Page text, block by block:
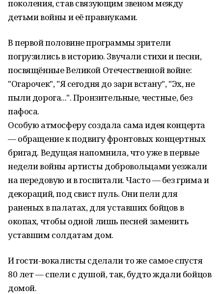
поколения, став связующим звеном между
детьми войны и её правнуками.
В первой половине программы зрители
погрузились в историю. Звучали стихи и песни,
посвящённые Великой Отечественной войне:
"Огарочек", "Я сегодня до зари встану", "Эх, не
пыли дорога...". Пронзительные, честные, без
пафоса.
Особую атмосферу создала сама идея концерта
— обращение к подвигу фронтовых концертных
бригад. Ведущая напомнила, что уже в первые
недели войны артисты добровольцами уезжали
на передовую и в госпитали. Часто — без грима и
декораций, под свист пуль. Они пели для
раненых в палатах, для уставших бойцов в
окопах, чтобы одной лишь песней заменить
уставшим солдатам дом.
И гости-вокалисты сделали то же самое спустя
80 лет — спели с душой, так, будто ждали бойцов
домой.